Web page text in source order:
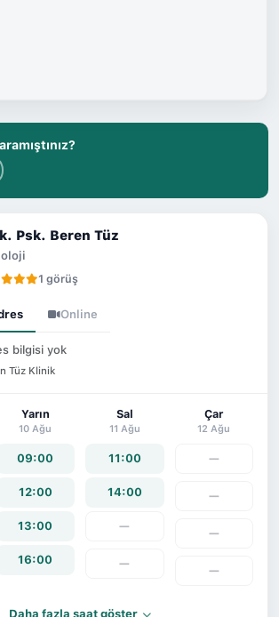
Psk. Beren Tüz
1 görüş
Online
bilgisi yok
Tüz Klinik
Yarın
10 Ağu
09:00
12:00
13:00
16:00
Sal
11 Ağu
11:00
14:00
—
—
Çar
12 Ağu
—
—
—
—
Daha fazla saat göster